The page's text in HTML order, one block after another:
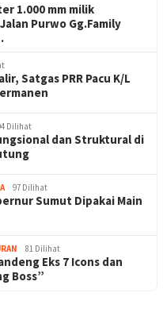
1.000 mm milik
Purwo Gg.Family
Satgas PRR Pacu K/L
Dilihat
dan Struktural di
97 Dilihat
Sumut Dipakai Main
81 Dilihat
Eks 7 Icons dan
Boss”